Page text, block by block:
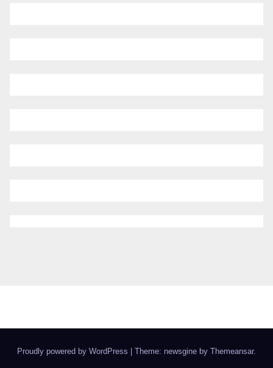
Proudly powered by WordPress Theme: newsgine by Themeansar.